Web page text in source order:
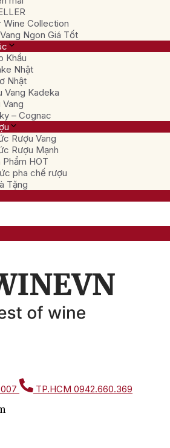
Wine Collection
Ngon Giá Tốt
Khẩu
Nhật
Nhật
Vang Kadeka
Vang
– Cognac
Rượu Vang
Rượu Mạnh
Phẩm HOT
pha chế rượu
Tặng
TP.HCM 0942.660.369